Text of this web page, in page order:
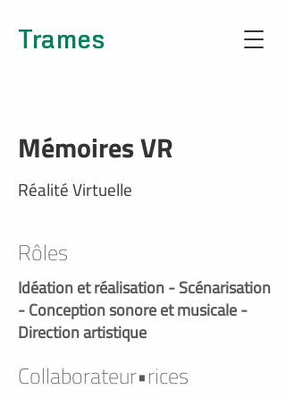
Trames
Mémoires VR
Réalité Virtuelle
Rôles
Idéation et réalisation - Scénarisation
- Conception sonore et musicale -
Direction artistique
Collaborateur•rices